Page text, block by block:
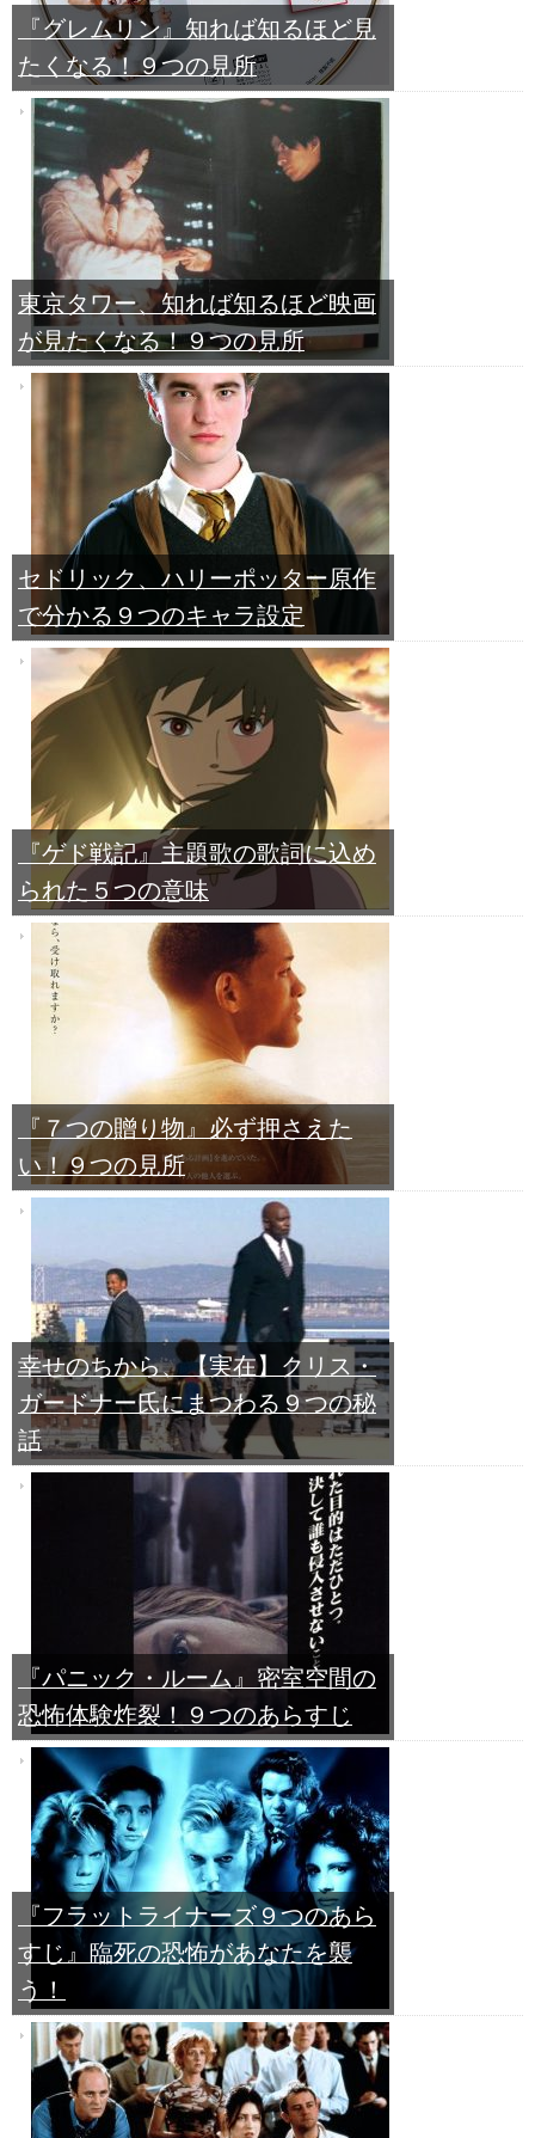
『グレムリン』知れば知るほど見
たくなる！９つの見所
東京タワー、知れば知るほど映画
が見たくなる！９つの見所
セドリック、ハリーポッター原作
で分かる９つのキャラ設定
『ゲド戦記』主題歌の歌詞に込め
られた５つの意味
『７つの贈り物』必ず押さえた
い！９つの見所
幸せのちから、【実在】クリス・
ガードナー氏にまつわる９つの秘
話
『パニック・ルーム』密室空間の
恐怖体験炸裂！９つのあらすじ
『フラットライナーズ９つのあら
すじ』臨死の恐怖があなたを襲
う！